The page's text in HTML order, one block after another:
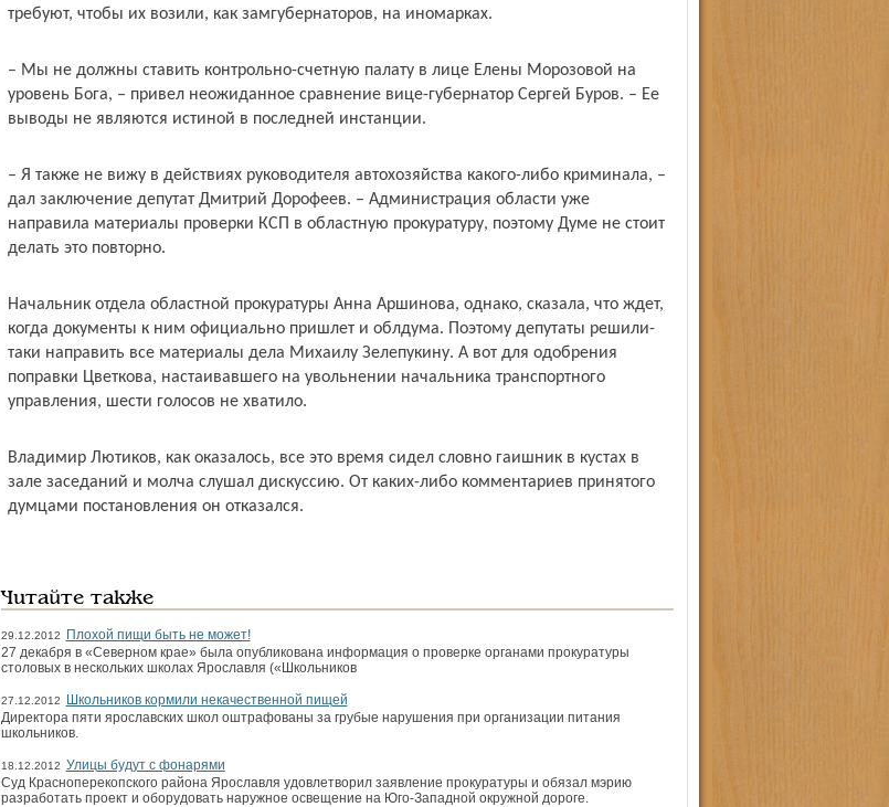
требуют, чтобы их возили, как замгубернаторов, на иномарках.
– Мы не должны ставить контрольно-счетную палату в лице Елены Морозовой на
уровень Бога, – привел неожиданное сравнение вице-губернатор Сергей Буров. – Ее
выводы не являются истиной в последней инстанции.
– Я также не вижу в действиях руководителя автохозяйства какого-либо криминала, –
дал заключение депутат Дмитрий Дорофеев. – Администрация области уже
направила материалы проверки КСП в областную прокуратуру, поэтому Думе не стоит
делать это повторно.
Начальник отдела областной прокуратуры Анна Аршинова, однако, сказала, что ждет,
когда документы к ним официально пришлет и облдума. Поэтому депутаты решили-
таки направить все материалы дела Михаилу Зелепукину. А вот для одобрения
поправки Цветкова, настаивавшего на увольнении начальника транспортного
управления, шести голосов не хватило.
Владимир Лютиков, как оказалось, все это время сидел словно гаишник в кустах в
зале заседаний и молча слушал дискуссию. От каких-либо комментариев принятого
думцами постановления он отказался.
Читайте также
29.12.2012
Плохой пищи быть не может!
27 декабря в «Северном крае» была опубликована информация о проверке органами прокуратуры
столовых в нескольких школах Ярославля («Школьников
27.12.2012
Школьников кормили некачественной пищей
Директора пяти ярославских школ оштрафованы за грубые нарушения при организации питания
школьников.
18.12.2012 Улицы будут с фонарями
Суд Красноперекопского района Ярославля удовлетворил заявление прокуратуры и обязал мэрию
разработать проект и оборудовать наружное освещение на Юго-Западной окружной дороге.